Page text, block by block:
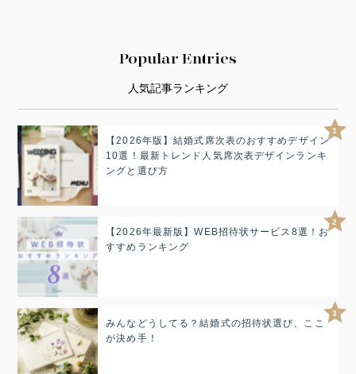
Popular Entries
人気記事ランキング
1
【2026年版】結婚式席次表のおすすめデザイン
10選！最新トレンド人気席次表デザインランキ
ングと選び方
2
【2026年最新版】WEB招待状サービス8選！お
すすめランキング
3
みんなどうしてる？結婚式の招待状選び、ここ
が決め手！